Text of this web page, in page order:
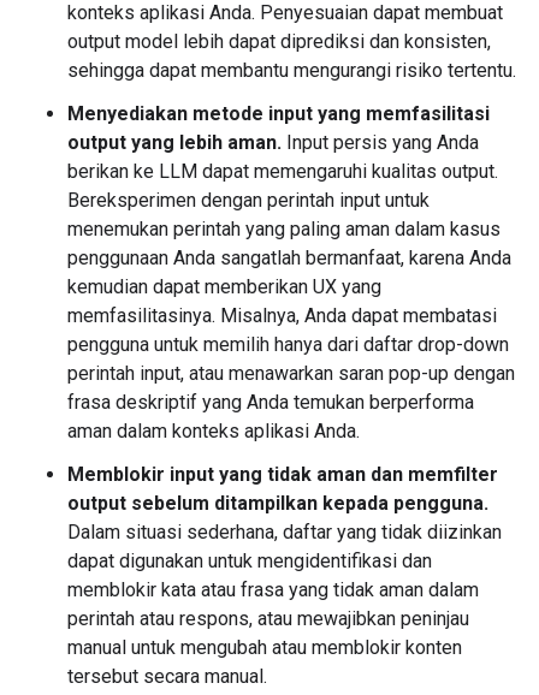
konteks aplikasi Anda. Penyesuaian dapat membuat
output model lebih dapat diprediksi dan konsisten,
sehingga dapat membantu mengurangi risiko tertentu.
Menyediakan metode input yang memfasilitasi
output yang lebih aman. Input persis yang Anda
berikan ke LLM dapat memengaruhi kualitas output.
Bereksperimen dengan perintah input untuk
menemukan perintah yang paling aman dalam kasus
penggunaan Anda sangatlah bermanfaat, karena Anda
kemudian dapat memberikan UX yang
memfasilitasinya. Misalnya, Anda dapat membatasi
pengguna untuk memilih hanya dari daftar drop-down
perintah input, atau menawarkan saran pop-up dengan
frasa deskriptif yang Anda temukan berperforma
aman dalam konteks aplikasi Anda.
Memblokir input yang tidak aman dan memfilter
output sebelum ditampilkan kepada pengguna.
Dalam situasi sederhana, daftar yang tidak diizinkan
dapat digunakan untuk mengidentifikasi dan
memblokir kata atau frasa yang tidak aman dalam
perintah atau respons, atau mewajibkan peninjau
manual untuk mengubah atau memblokir konten
tersebut secara manual.